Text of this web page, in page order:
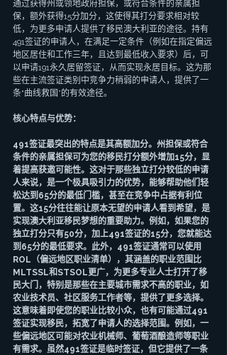
通过获得州或领地政府担保，或符合条件的亲属担
保，额外获得15分加分，这使得其打分要求相对较
低，为更多申请人提供了移民澳大利亚的途径。持有
491签证的申请人，在满足一定条件（例如在指定偏远
地区居住和工作三年，且达到最低收入要求）后，可
以申请191永久居留签证，从而实现永居目标。这为那
些在主流签证类别中竞争力稍弱的申请人，提供了一
条“曲线救国”的有效途径。
核心特点与优势：
491签证最突出的特点是其高额加分。州担保或符合
条件的亲属担保可为您的移民打分额外增加15分，显
着提高获邀可能性。这对于那些独立打分较低的申请
人来说，是一个极具吸引力的优势，能够帮助他们轻
松达到65分的最低门槛，甚至在竞争中占据有利位
置。这15分往往能让原本无望的申请人看到希望，是
实现澳大利亚移民梦想的重要助力。例如，如果您的
独立打分只有50分，加上491签证的15分，您就能达
到65分的最低要求。此外，491签证通常可以使用
ROL（偏远地区职业清单），其涵盖的职业范围比
MLTSSL和STSOL更广，为更多专业人士打开了移
民大门，特别是那些在主要城市需求不高的职业，如
农业技术员、社区服务工作者等，提供了更多选择。
这意味着即使您的职业比较小众，也有可能通过491
签证实现移民，拓宽了申请人的选择范围。例如，一
些偏远地区可能对农业机械师、葡萄酒酿造师等职业
有需求。虽然491签证是临时签证，但它提供了一条